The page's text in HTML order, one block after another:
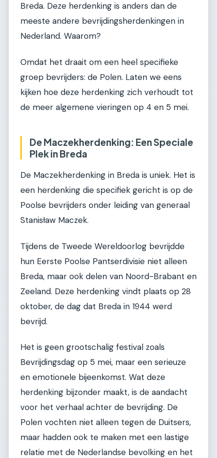
Breda. Deze herdenking is anders dan de
meeste andere bevrijdingsherdenkingen in
Nederland. Waarom?
Omdat het draait om een heel specifieke
groep bevrijders: de Polen. Laten we eens
kijken hoe deze herdenking zich verhoudt tot
de meer algemene vieringen op 4 en 5 mei.
De Maczekherdenking: Een Speciale
Plek in Breda
De Maczekherdenking in Breda is uniek. Het is
een herdenking die specifiek gericht is op de
Poolse bevrijders onder leiding van generaal
Stanisław Maczek.
Tijdens de Tweede Wereldoorlog bevrijdde
hun Eerste Poolse Pantserdivisie niet alleen
Breda, maar ook delen van Noord-Brabant en
Zeeland. Deze herdenking vindt plaats op 28
oktober, de dag dat Breda in 1944 werd
bevrijd.
Het is geen grootschalig festival zoals
Bevrijdingsdag op 5 mei, maar een serieuze
en emotionele bijeenkomst. Wat deze
herdenking bijzonder maakt, is de aandacht
voor het verhaal achter de bevrijding. De
Polen vochten niet alleen tegen de Duitsers,
maar hadden ook te maken met een lastige
relatie met de Nederlandse bevolking en het